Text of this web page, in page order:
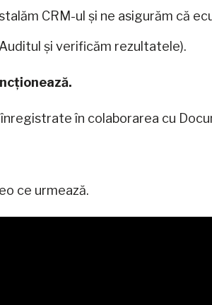
CRM-ul și ne asigurăm că
și verificăm rezultatele).
în colaborarea cu
ce urmează.